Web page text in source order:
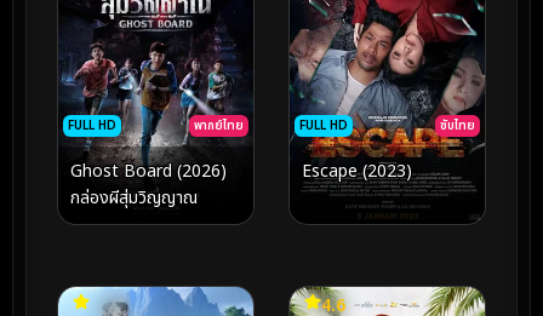
FULL HD พากย์ไทย
Ghost Board (2026)
กล่องผีสุ่มวิญญาณ
FULL HD ซับไทย
Escape (2023)
4.6